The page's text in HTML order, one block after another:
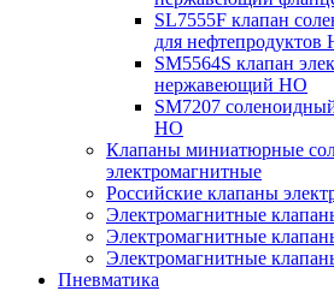
SL7555F клапан
для нефтепродуктов
SM5564S клапан
нержавеющий НО
SM7207
НО
Клапаны миниатюрные
электромагнитные
Российские клапаны
Электромагнитные
Электромагнитные
Электромагнитные
Пневматика